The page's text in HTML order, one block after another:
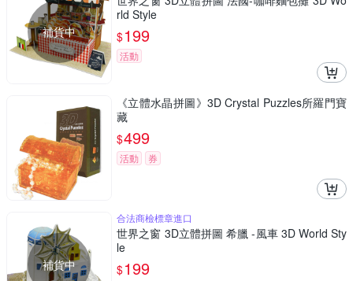
補貨中
rld Style
$199
活動
《立體水晶拼圖》3D Crystal Puzzles所羅門寶
藏
$499
活動 券
補貨中
合法商檢標章進口
世界之窗 3D立體拼圖 希臘 -風車 3D World Sty
le
$199